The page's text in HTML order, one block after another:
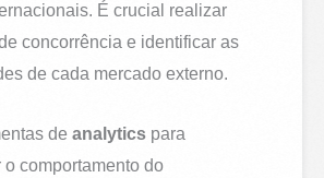
É crucial realizar
concorrência e identificar as
de cada mercado externo.
deanalytics para
o comportamento do